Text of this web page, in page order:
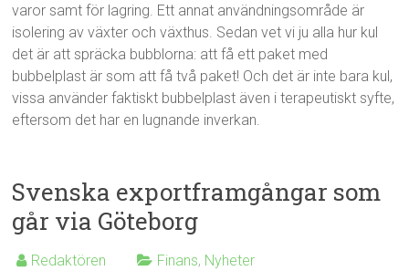
varor samt för lagring. Ett annat användningsområde är
isolering av växter och växthus. Sedan vet vi ju alla hur kul
det är att spräcka bubblorna: att få ett paket med
bubbelplast är som att få två paket! Och det är inte bara kul,
vissa använder faktiskt bubbelplast även i terapeutiskt syfte,
eftersom det har en lugnande inverkan.
Svenska exportframgångar som
går via Göteborg
Redaktören Finans, Nyheter